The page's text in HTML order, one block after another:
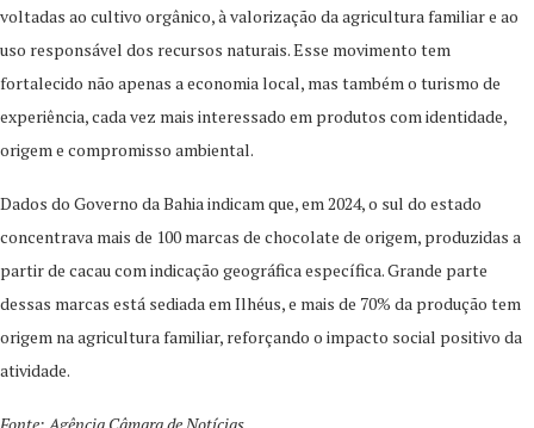
voltadas ao cultivo orgânico, à valorização da agricultura familiar e ao
uso responsável dos recursos naturais. Esse movimento tem
fortalecido não apenas a economia local, mas também o turismo de
experiência, cada vez mais interessado em produtos com identidade,
origem e compromisso ambiental.
Dados do Governo da Bahia indicam que, em 2024, o sul do estado
concentrava mais de 100 marcas de chocolate de origem, produzidas a
partir de cacau com indicação geográfica específica. Grande parte
dessas marcas está sediada em Ilhéus, e mais de 70% da produção tem
origem na agricultura familiar, reforçando o impacto social positivo da
atividade.